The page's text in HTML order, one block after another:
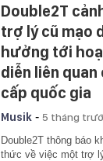
Double2T
trợ lý cũ mạo
hưởng tới
diễn liên
cấp quốc gia
Musik - 5 tháng
Double2T thông báo
thức về việc một trợ